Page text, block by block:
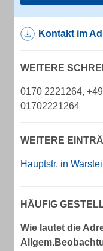
Kontakt im
WEITERE
0170 2221264,
01702221264
WEITERE
Hauptstr. in
HÄUFIG
Wie lautet die